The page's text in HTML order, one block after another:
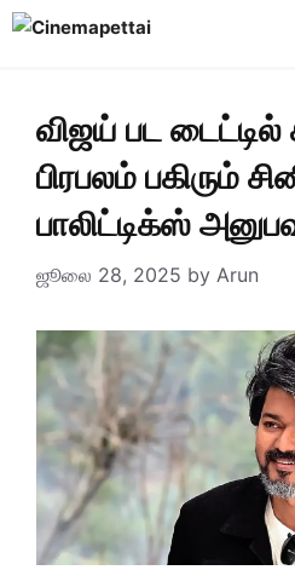
Skip
விஜய் பட
பிரபலம் பகிரும்
பாலிட்டிக்ஸ்
ஜூலை 28, 2025 by Arun